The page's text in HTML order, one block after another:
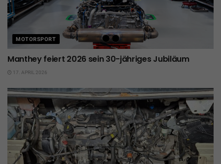
MOTORSPORT
Manthey feiert 2026 sein 30-jähriges Jubiläum
17. APRIL 2026